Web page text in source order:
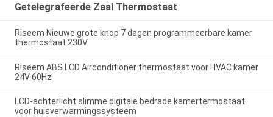
Getelegrafeerde Zaal Thermostaat
Riseem Nieuwe grote knop 7 dagen programmeerbare kamer
thermostaat 230V
Riseem ABS LCD Airconditioner thermostaat voor HVAC kamer
24V 60Hz
LCD-achterlicht slimme digitale bedrade kamertermostaat
voor huisverwarmingssysteem